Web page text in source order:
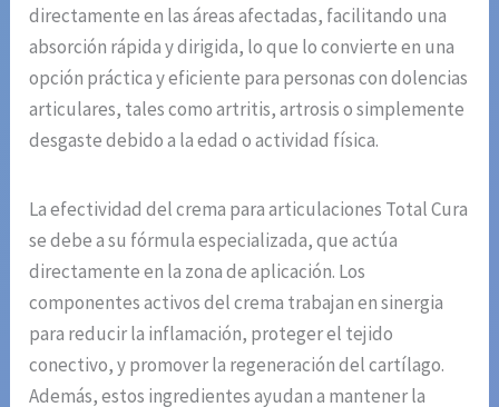
directamente en las áreas afectadas, facilitando una
absorción rápida y dirigida, lo que lo convierte en una
opción práctica y eficiente para personas con dolencias
articulares, tales como artritis, artrosis o simplemente
desgaste debido a la edad o actividad física.
La efectividad del crema para articulaciones Total Cura
se debe a su fórmula especializada, que actúa
directamente en la zona de aplicación. Los
componentes activos del crema trabajan en sinergia
para reducir la inflamación, proteger el tejido
conectivo, y promover la regeneración del cartílago.
Además, estos ingredientes ayudan a mantener la